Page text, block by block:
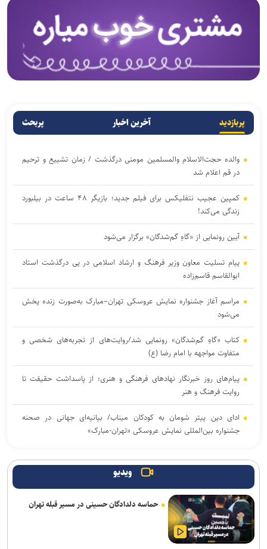
پربازدید آخرین اخبار پربحث
والده حجت‌الاسلام والمسلمین مومنی درگذشت / زمان تشییع و ترحیم
در قم اعلام شد
کمپین عجیب نتفلیکس برای فیلم جدید؛ بازیگر ۴۸ ساعت در بیلبورد
زندگی می‌کند!
آیین رونمایی از «گاهِ گم‌شدگان» برگزار می‌شود
پیام تسلیت معاون وزیر فرهنگ و ارشاد اسلامی در پی درگذشت استاد
ابوالقاسم قاسم‌زاده
مراسم آغاز جشنواره نمایش عروسکی تهران–مبارک به‌صورت زنده پخش
می‌شود
کتاب «گاهِ گم‌شدگان» رونمایی شد/روایت‌های از تجربه‌های شخصی و
متفاوت مواجهه با امام رضا (ع)
پیام‌های روز خبرنگار نهادهای فرهنگی و هنری؛ از پاسداشت حقیقت تا
روایت فرهنگ و هنر
ادای دین پیتر شومان به کودکان میناب/ بیانیه‌ای جهانی در صحنه
جشنواره بین‌المللی نمایش عروسکی «تهران-مبارک»
ارسال حدود ۲ هزار اثر به جشنواره بین‌المللی فیلم فضای باز ایران
یازدهمین اجلاس وزرای فرهنگ بریکس آغاز شد
ویدیو
حماسه دلدادگان حسینی در مسیر قبله تهران